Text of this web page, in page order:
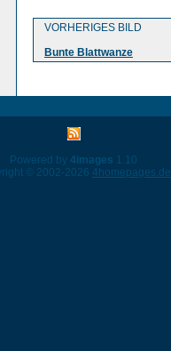
VORHERIGES BILD
Bunte Blattwanze
Powered by 4images 1.10
© 2002-2026 4homepages.de